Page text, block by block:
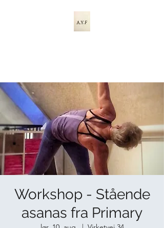
Workshop - Stående
asanas fra Primary